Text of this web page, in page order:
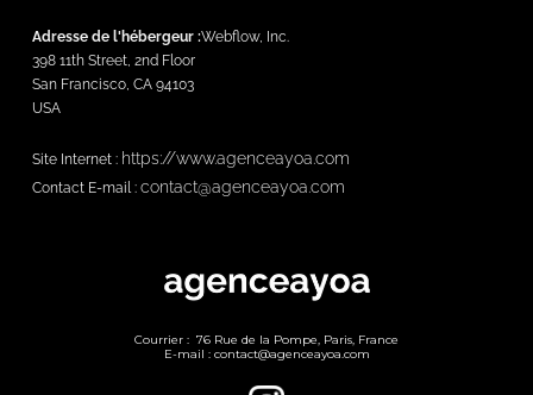
Adresse de l'hébergeur :Webflow, Inc.
398 11th Street, 2nd Floor
San Francisco, CA 94103
USA
Site Internet : https://www.agenceayoa.com
Contact E-mail :contact@agenceayoa.com
Courrier : 76 Rue de la Pompe, Paris, France
E-mail : contact@agenceayoa.com